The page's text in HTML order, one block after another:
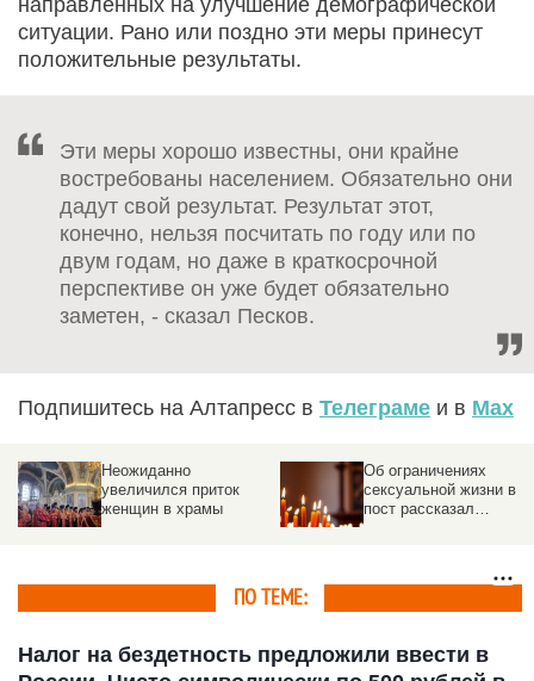
направленных на улучшение демографической
ситуации. Рано или поздно эти меры принесут
положительные результаты.
Эти меры хорошо известны, они крайне
востребованы населением. Обязательно они
дадут свой результат. Результат этот,
конечно, нельзя посчитать по году или по
двум годам, но даже в краткосрочной
перспективе он уже будет обязательно
заметен, - сказал Песков.
Подпишитесь на Алтапресс в Телеграме и в Max
Неожиданно
увеличился приток
женщин в храмы
Об ограничениях
сексуальной жизни в
пост рассказал
ПО ТЕМЕ:
Налог на бездетность предложили ввести в